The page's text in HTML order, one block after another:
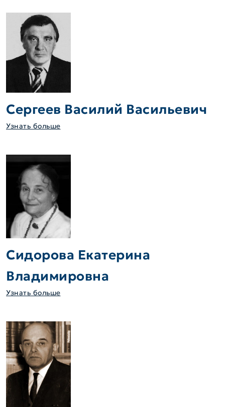
Сергеев Василий Васильевич
Узнать больше
Сидорова Екатерина
Владимировна
Узнать больше